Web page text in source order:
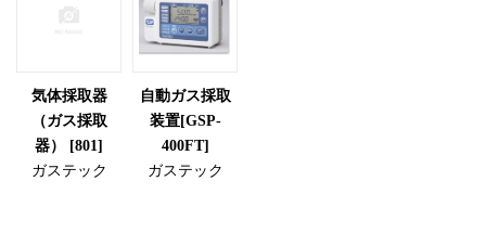
気体採取器
（ガス採取
器） [801]
ガステック
自動ガス採取
装置[GSP-
400FT]
ガステック